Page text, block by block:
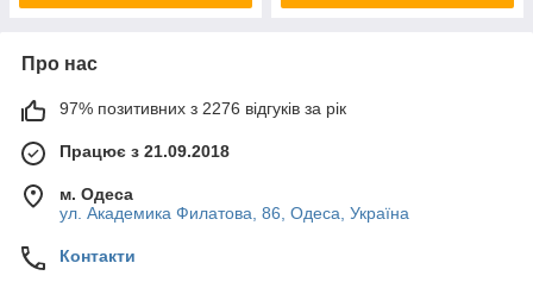
Про нас
97% позитивних з 2276 відгуків за рік
Працює з 21.09.2018
м. Одеса
ул. Академика Филатова, 86, Одеса, Україна
Контакти